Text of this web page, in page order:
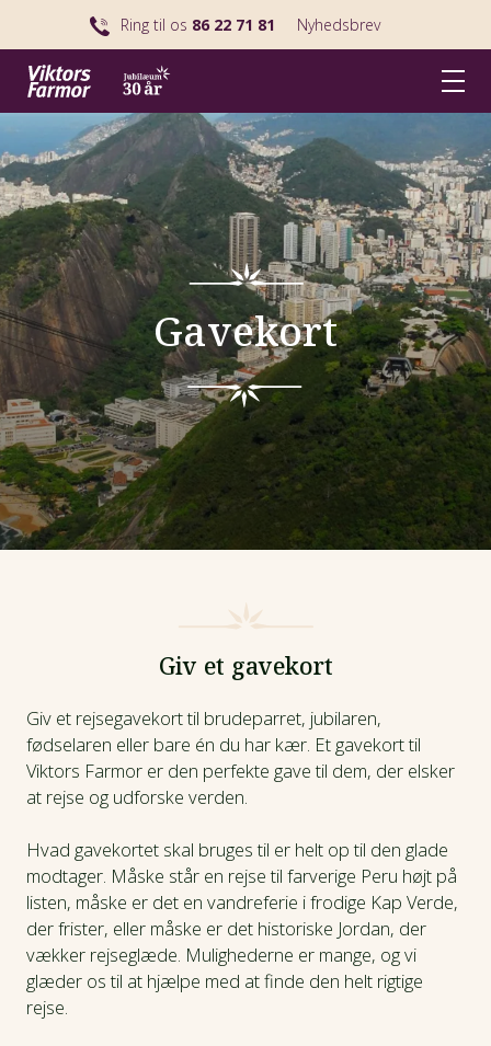
Ring til os 86 22 71 81 Nyhedsbrev
Gavekort
Giv et gavekort
Giv et rejsegavekort til brudeparret, jubilaren,
fødselaren eller bare én du har kær. Et gavekort til
Viktors Farmor er den perfekte gave til dem, der elsker
at rejse og udforske verden.
Hvad gavekortet skal bruges til er helt op til den glade
modtager. Måske står en rejse til farverige Peru højt på
listen, måske er det en vandreferie i frodige Kap Verde,
der frister, eller måske er det historiske Jordan, der
vækker rejseglæde. Mulighederne er mange, og vi
glæder os til at hjælpe med at finde den helt rigtige
rejse.